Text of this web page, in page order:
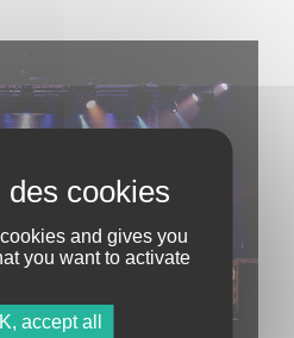
and gives you
you want to activate
accept all